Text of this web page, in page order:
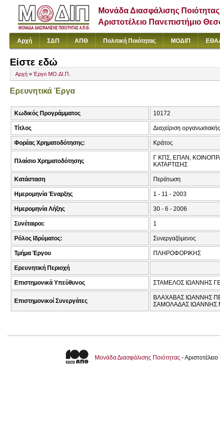
Μονάδα Διασφάλισης Ποιότητας
Αριστοτέλειο Πανεπιστήμιο
Αρχή ΣΔΠ ΑΠΘ Πολιτική Ποιότητας ΜΟΔΙΠ
Είστε εδώ
Αρχή » Έργο ΜΟ.ΔΙ.Π.
Ερευνητικά Έργα
Κωδικός Προγράμματος 10172
Τίτλος Διαχείριση
Φορέας Χρηματοδότησης: Κράτος
Πλαίσιο Χρηματοδότησης
Γ ΚΠΣ, ΕΠΑΝ,
ΚΑΤΑΡΤΙΣΗΣ
Κατάσταση Περάτωση
Ημερομηνία Έναρξης 1 - 11 - 2003
Ημερομηνία Λήξης 30 - 6 - 2006
Συνέταιροι: 1
Ρόλος Ιδρύματος: Συνεργαζόμενος
Τμήμα Έργου ΠΛΗΡΟΦΟΡΙΚΗΣ
Ερευνητική Περιοχή
Επιστημονικά Υπεύθυνος ΣΤΑΜΕΛΟΣ ΙΩΑΝΝΗΣ
Επιστημονικοί Συνεργάτες
ΒΛΑΧΑΒΑΣ ΙΩΑΝΝΗΣ
ΣΑΜΟΛΑΔΑΣ ΙΩΑΝΝΗΣ
Μονάδα Διασφάλισης Ποιότητας -